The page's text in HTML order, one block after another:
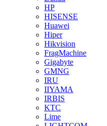
HP
HISENSE
Huawei
Hiper
Hikvision
FragMachine
Gigabyte
GMNG
IRU
IIYAMA
IRBIS
KTC
Lime